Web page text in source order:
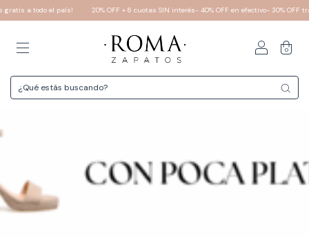
a todo el país! 20% OFF + 6 cuotas SIN interés- 40% OFF en efectivo- 30% OFF
0